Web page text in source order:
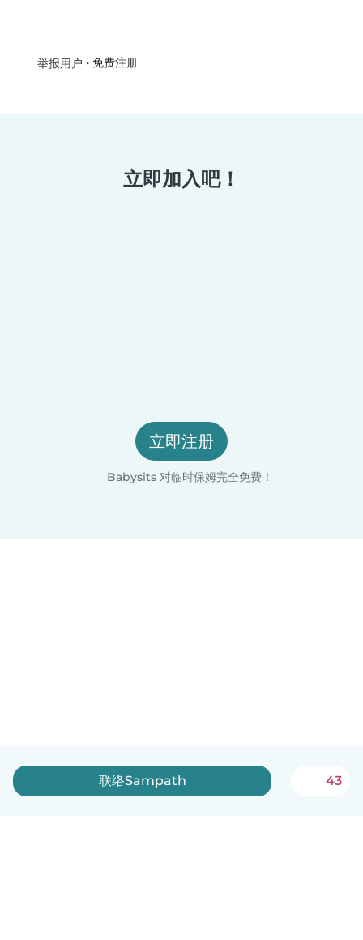
举报用户 • 免费注册
立即加入吧！
立即注册
Babysits 对临时保姆完全免费！
联络Sampath 43